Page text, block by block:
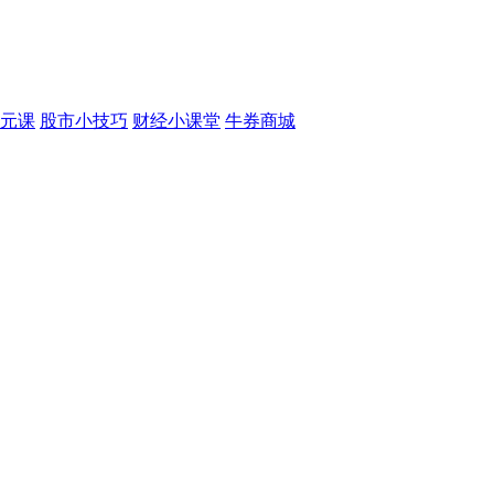
课 股市小技巧 财经小课堂 牛券商城